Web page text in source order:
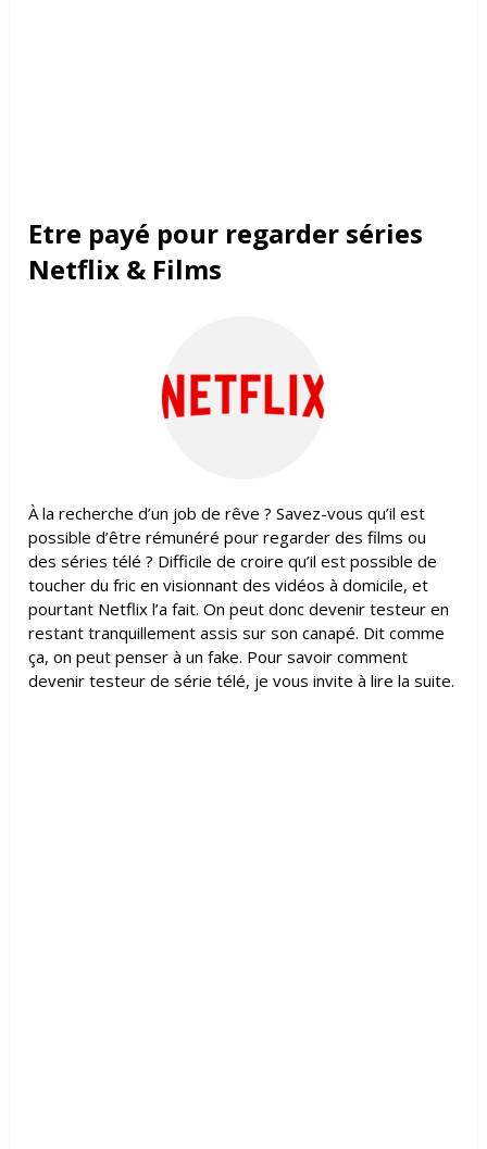
Etre payé pour regarder séries
Netflix & Films
À la recherche d’un job de rêve ? Savez-vous qu’il est
possible d’être rémunéré pour regarder des films ou
des séries télé ? Difficile de croire qu’il est possible de
toucher du fric en visionnant des vidéos à domicile, et
pourtant Netflix l’a fait. On peut donc devenir testeur en
restant tranquillement assis sur son canapé. Dit comme
ça, on peut penser à un fake. Pour savoir comment
devenir testeur de série télé, je vous invite à lire la suite.